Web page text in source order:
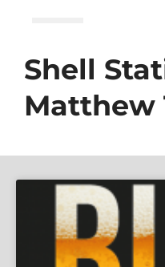
Shell
Matthew